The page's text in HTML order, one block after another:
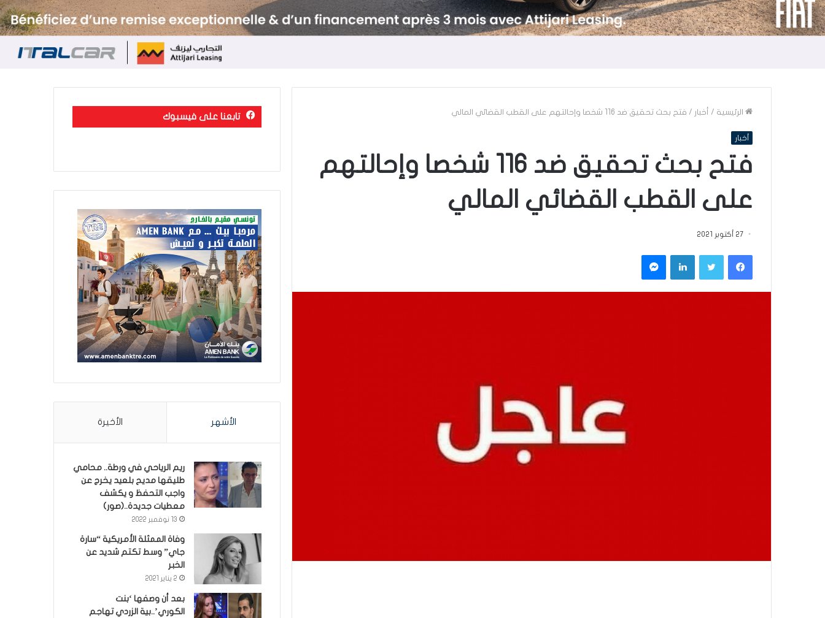
الرئيسية / أخبار / فتح بحث تحقيق ضد 116 شخصا وإحالتهم على القطب القضائي المالي
أخبار
فتح بحث تحقيق ضد 116 شخصا وإحالتهم
على القطب القضائي المالي
27 أكتوبر 2021
فيسبوكتويتر لينكدإن ماسنجر
تابعنا على فيسبوك
الأشهر الأخيرة
ريم الرياحي في ورطة.. محامي
طليقها مديح بلعيد يخرج عن
واجب التحفظ و يكشف
معطيات جديدة..(صور)
13 نوفمبر 2022
وفاة الممثلة الأمريكية “سارة
جاي” وسط تكتم شديد عن
الخبر
2 يناير 2021
بعد أن وصفها ‘بنت
الكوري’..بية الزردي تهاجم